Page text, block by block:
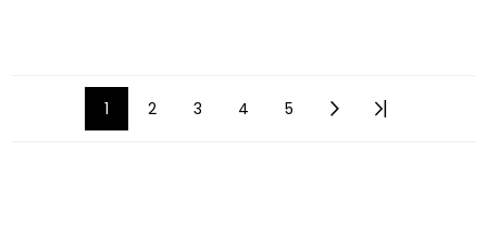
1 2 3 4 5